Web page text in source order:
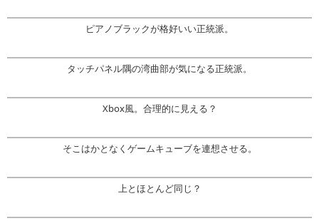
ピアノブラックが格好いい正統派。
タッチパネル隅の湾曲部が気になる正統派。
Xbox風。合理的に見える？
そこはかとなくゲームキューブを連想させる。
上とほとんど同じ？